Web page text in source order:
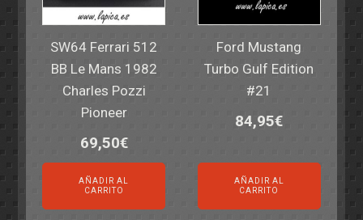
SW64 Ferrari 512
BB Le Mans 1982
Charles Pozzi
Pioneer
69,50€
AÑADIR AL
CARRITO
Ford Mustang
Turbo Gulf Edition
#21
84,95€
AÑADIR AL
CARRITO